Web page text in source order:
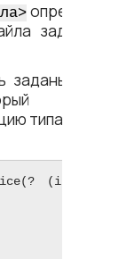
заданного
заданы
должен
типа данных
(int), ?